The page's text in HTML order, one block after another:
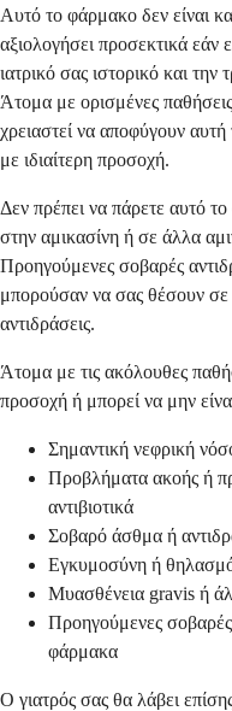
Αυτό το φάρμακο δεν είναι
αξιολογήσει προσεκτικά εάν
ιατρικό σας ιστορικό και
Άτομα με ορισμένες
χρειαστεί να αποφύγουν
με ιδιαίτερη προσοχή.
Δεν πρέπει να πάρετε αυτό
στην αμικασίνη ή σε άλλα
Προηγούμενες σοβαρές
μπορούσαν να σας θέσουν σε
αντιδράσεις.
Άτομα με τις ακόλουθες
προσοχή ή μπορεί να μην
Σημαντική νεφρική
Προβλήματα ακοής ή
αντιβιοτικά
Σοβαρό άσθμα ή
Εγκυμοσύνη ή
Μυασθένεια gravis ή
Προηγούμενες σοβαρές
φάρμακα
Ο γιατρός σας θα λάβει